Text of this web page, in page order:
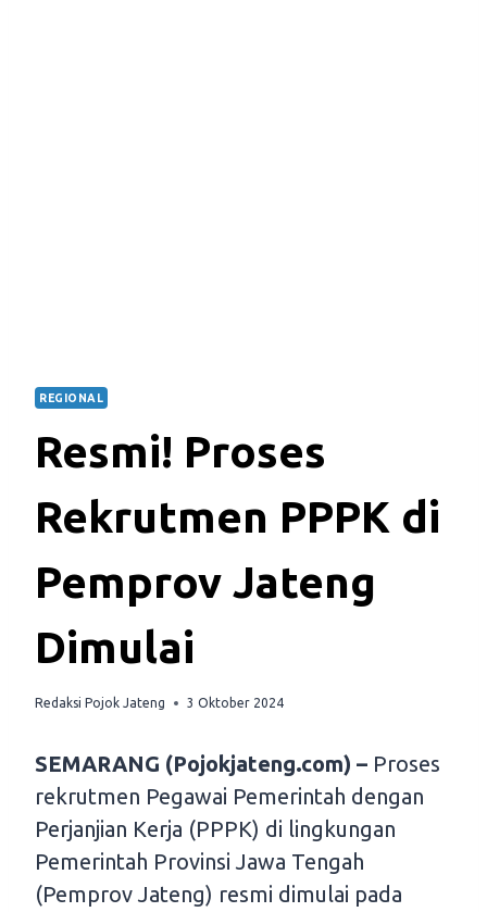
REGIONAL
Resmi! Proses
Rekrutmen PPPK di
Pemprov Jateng
Dimulai
Redaksi Pojok Jateng 3 Oktober 2024
SEMARANG (Pojokjateng.com) – Proses
rekrutmen Pegawai Pemerintah dengan
Perjanjian Kerja (PPPK) di lingkungan
Pemerintah Provinsi Jawa Tengah
(Pemprov Jateng) resmi dimulai pada